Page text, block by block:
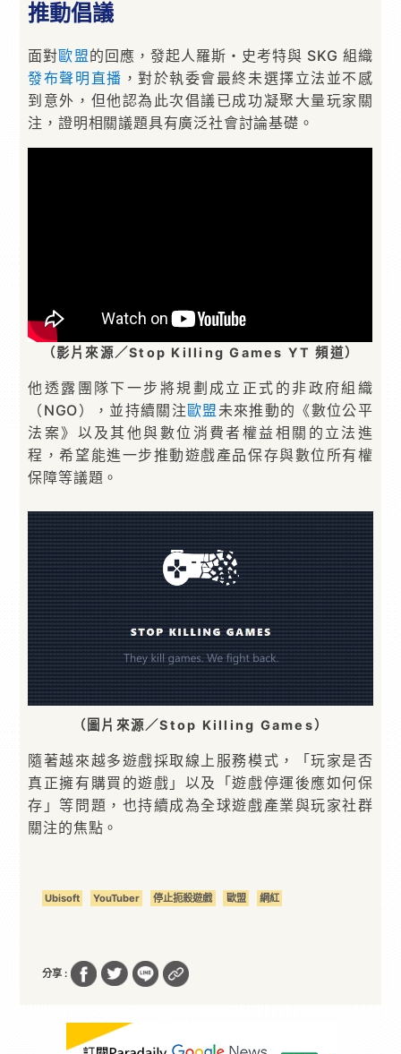
推動倡議
面對歐盟的回應，發起人羅斯・史考特與 SKG 組織
發布聲明直播 ，對於執委會最終未選擇立法並不感
到意外，但他認為此次倡議已成功凝聚大量玩家關
注，證明相關議題具有廣泛社會討論基礎。
（影片來源／Stop Killing Games YT 頻道）
他透露團隊下一步將規劃成立正式的非政府組織
（NGO），並持續關注歐盟 未來推動的《數位公平
法案》以及其他與數位消費者權益相關的立法進
程，希望能進一步推動遊戲產品保存與數位所有權
保障等議題。
（圖片來源／Stop Killing Games）
隨著越來越多遊戲採取線上服務模式，「玩家是否
真正擁有購買的遊戲」以及「遊戲停運後應如何保
存」等問題，也持續成為全球遊戲產業與玩家社群
關注的焦點。
Ubisoft YouTuber 停止扼殺遊戲 歐盟 網紅
分享 :